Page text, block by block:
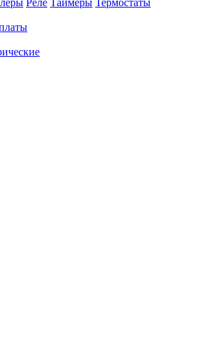
Реле Таймеры Термостаты